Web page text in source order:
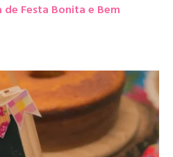
Festa Bonita e Bem